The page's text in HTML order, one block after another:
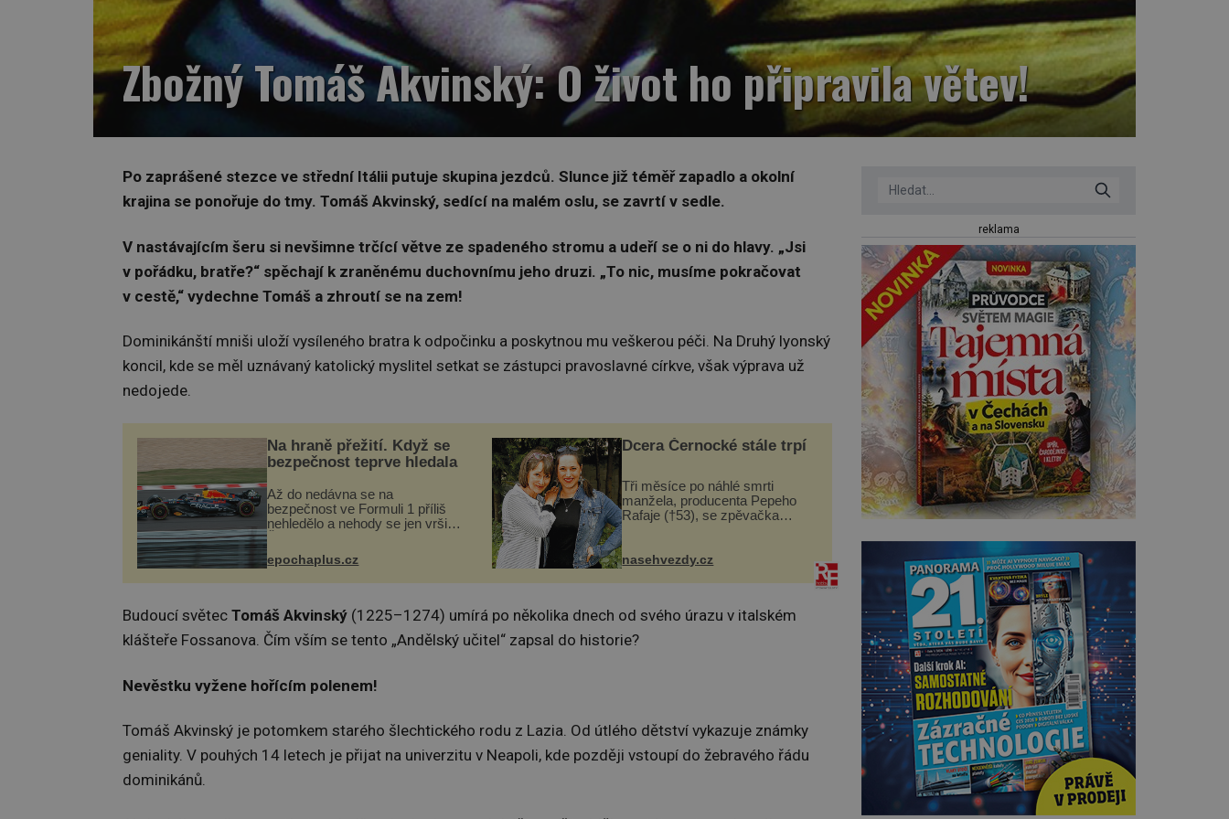
Zbožný Tomáš Akvinský: O život ho připravila větev!
Po zaprášené stezce ve střední Itálii putuje skupina jezdců. Slunce již téměř zapadlo a okolní
krajina se ponořuje do tmy. Tomáš Akvinský, sedící na malém oslu, se zavrtí v sedle.
V nastávajícím šeru si nevšimne trčící větve ze spadeného stromu a udeří se o ni do hlavy. „Jsi
v pořádku, bratře?“ spěchají k zraněnému duchovnímu jeho druzi. „To nic, musíme pokračovat
v cestě,“ vydechne Tomáš a zhroutí se na zem!
Dominikánští mniši uloží vysíleného bratra k odpočinku a poskytnou mu veškerou péči. Na Druhý lyonský
koncil, kde se měl uznávaný katolický myslitel setkat se zástupci pravoslavné církve, však výprava už
nedojede.
Na hraně přežití. Když se
bezpečnost teprve hledala
Až do nedávna se na
bezpečnost ve Formuli 1 příliš
nehledělo a nehody se jen vršily.
kůži, často s trvalými následky
nebo bohužel i ztrátou života.
Dnes nepochopiteln...
epochaplus.cz
Dcera Černocké stále trpí
Tři měsíce po náhlé smrti
manžela, producenta Pepeho
Rafaje (†53), se zpěvačka
ozvala veřejnosti. Na sociální
nasehvezdy.cz
Budoucí světec Tomáš Akvinský (1225–1274) umírá po několika dnech od svého úrazu v italském
klášteře Fossanova. Čím vším se tento „Andělský učitel“ zapsal do historie?
Nevěstku vyžene hořícím polenem!
Tomáš Akvinský je potomkem starého šlechtického rodu z Lazia. Od útlého dětství vykazuje známky
geniality. V pouhých 14 letech je přijat na univerzitu v Neapoli, kde později vstoupí do žebravého řádu
dominikánů.
reklama